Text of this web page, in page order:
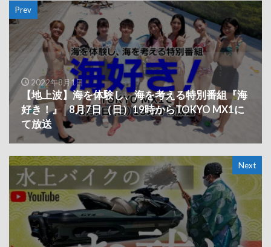
Prev
2022年8月1日
【地上波】海を体験し、海を考える特別番組『海
好き！』│8月7日（日）19時からTOKYO MX1に
て放送
Next